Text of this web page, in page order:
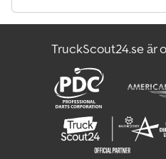
TruckScout24.se är